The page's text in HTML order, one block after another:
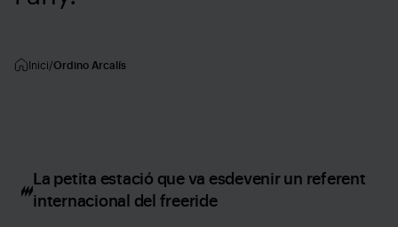
Inici Ordino Arcalís
La petita estació que va esdevenir un referent
internacional del freeride